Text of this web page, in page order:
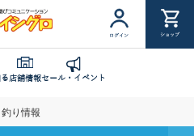
ログイン ショップ
店舗情報セール・イベント
釣り情報